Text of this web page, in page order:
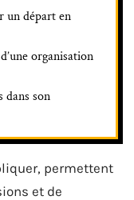
un départ en
organisation
dans son
permettent
et de